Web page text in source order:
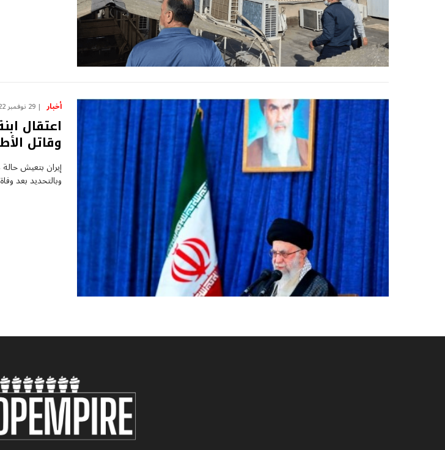
أخبار 29 نوفمبر 2022
اعتقال
وقاتل
إيران بتعيش
وبالتحديد بعد